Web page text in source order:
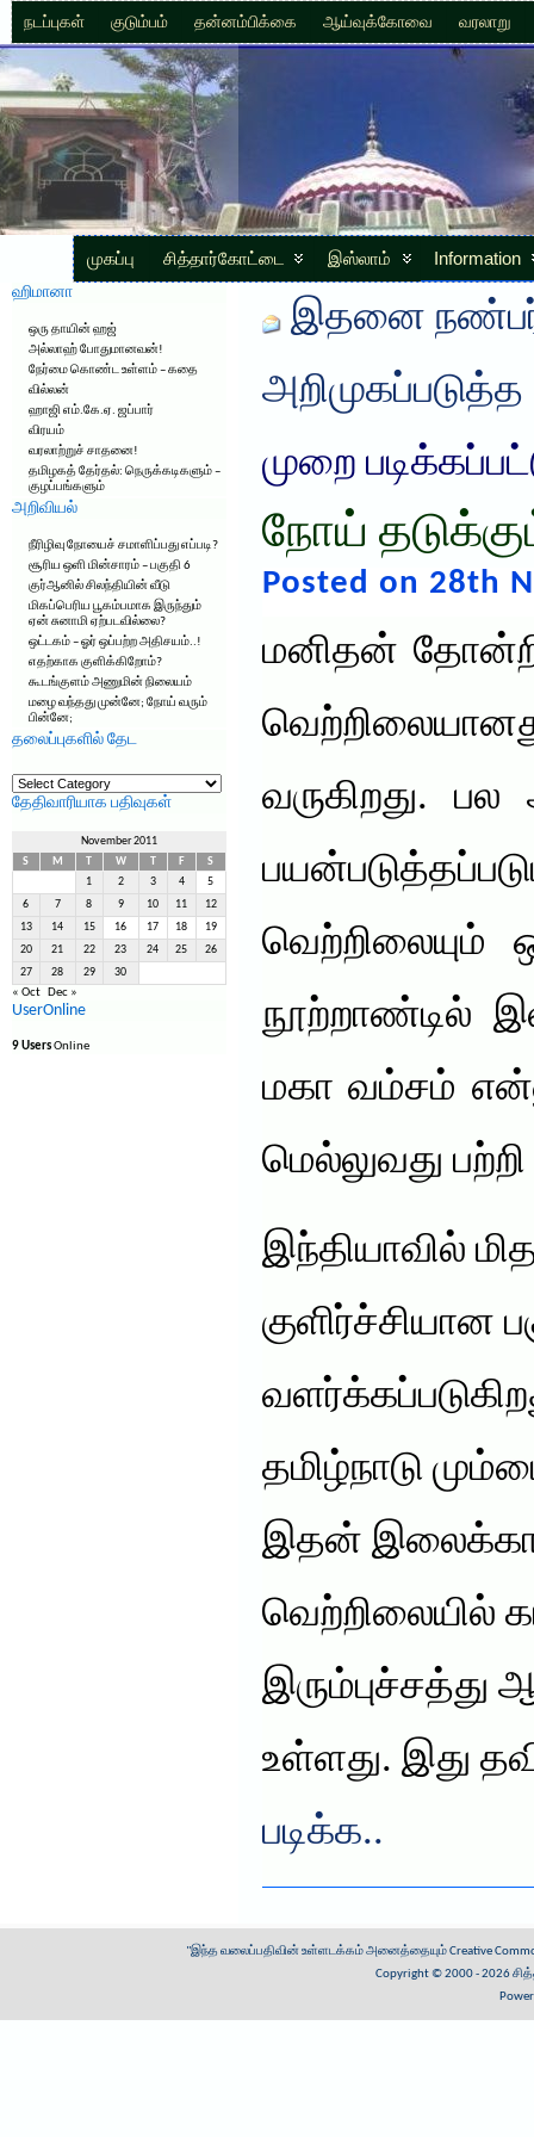
நடப்புகள் குடும்பம் தன்னம்பிக்கை ஆய்வுக்கோவை வரலாறு
முகப்பு சித்தார்கோட்டை இஸ்லாம் Information
ஹிமானா
ஒரு தாயின் ஹஜ்
அல்லாஹ் போதுமானவன்!
நேர்மை கொண்ட உள்ளம் – கதை
வில்லன்
ஹாஜி எம்.கே.ஏ. ஜப்பார்
விரயம்
வரலாற்றுச் சாதனை!
தமிழகத் தேர்தல்: நெருக்கடிகளும் –
குழப்பங்களும்
அறிவியல்
நீரிழிவு நோயைச் சமாளிப்பது எப்படி?
சூரிய ஒளி மின்சாரம் – பகுதி 6
குர்ஆனில் சிலந்தியின் வீடு
மிகப்பெரிய பூகம்பமாக இருந்தும்
ஏன் சுனாமி ஏற்படவில்லை?
ஒட்டகம் – ஓர் ஒப்பற்ற அதிசயம்..!
எதற்காக குளிக்கிறோம்?
கூடங்குளம் அணுமின் நிலையம்
மழை வந்தது முன்னே; நோய் வரும்
பின்னே;
தலைப்புகளில் தேட
தலைப்புகளில்
தேட
தேதிவாரியாக பதிவுகள்
November 2011
S
M W F
S
1
2 3 4 5
6 7 8 9 10 11 12
13 14 15 16 17 18 19
20 21 22 23 24 25 26
27 28 29 30
« Oct Dec »
UserOnline
9 UsersOnline
இதனை
அறிமுகப்படுத்த
முறை
நோய்
Posted on 28th
மனிதன்
வருகிறது.
வெற்றிலையும்
நூற்றாண்டில்
மகா வம்சம்
மெல்லுவது பற்றி
இந்தியாவில்
குளிர்ச்சியான
தமிழ்நாடு
இதன் இலைக்காக
வெற்றிலையில்
இரும்புச்சத்து
உள்ளது. இது
படிக்க..
"இந்த வலைப்பதிவின் உள்ளடக்கம் அனைத்தையும்Creative
Copyright © 2000 - 2026